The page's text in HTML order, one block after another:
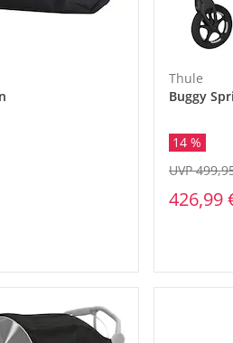
Thule
Buggy
14 %
426,99
UVP